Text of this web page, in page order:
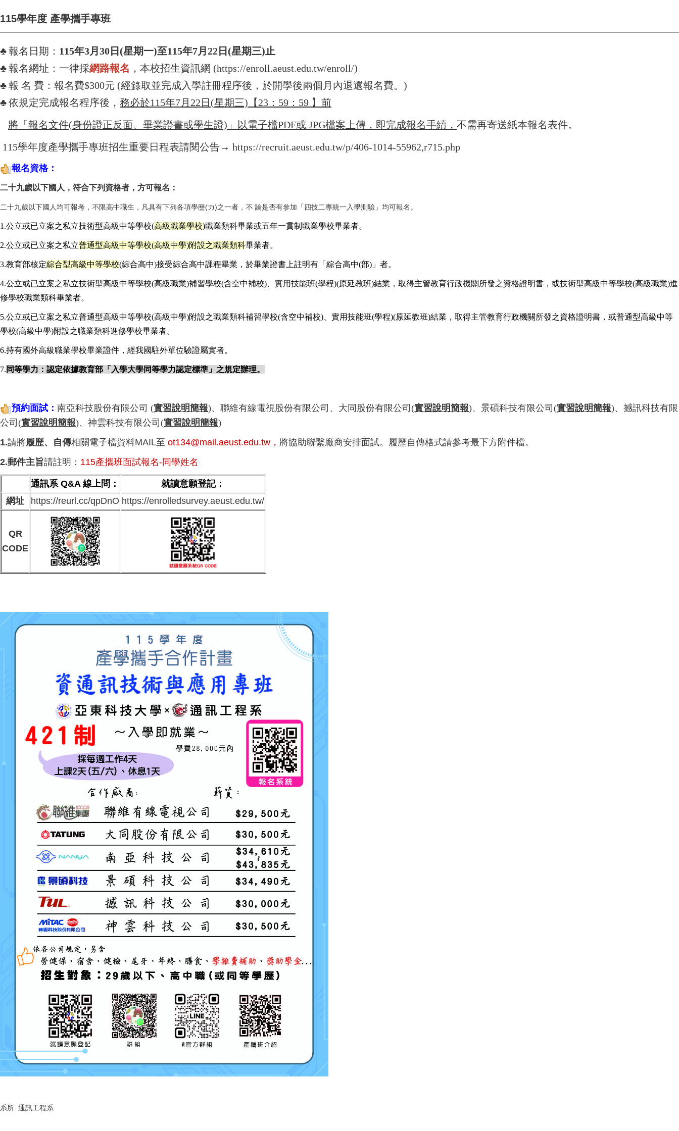
115學年度 產學攜手專班
♣報名日期： 115年3月30日(星期一)至115年7月22日(星期三)止
♣報名網址：一律採網路報名 ，本校招生資訊網 (https://enroll.aeust.edu.tw/enroll/)
♣報 名 費：報名費$300元 (經錄取並完成入學註冊程序後，於開學後兩個月內退還報名費。)
♣依規定完成報名程序後， 務必於115年7月22日(星期三)【23：59：59 】前
將「報名文件(身份證正反面、畢業證書或學生證)」以電子檔PDF或 JPG檔案上傳，即完成報名手續， 不需再寄送紙本報名表件。
115學年度產學攜手專班招生重要日程表請閱公告→ https://recruit.aeust.edu.tw/p/406-1014-55962,r715.php
報名資格：
二十九歲以下國人，符合下列資格者，方可報名：
二十九歲以下國人均可報考，不限高中職生，凡具有下列各項學歷(力)之一者，不 論是否有參加「四技二專統一入學測驗」均可報名。
1.公立或已立案之私立技術型高級中等學校(高級職業學校)職業類科畢業或五年一貫制職業學校畢業者。
2.公立或已立案之私立普通型高級中等學校(高級中學)附設之職業類科畢業者。
3.教育部核定綜合型高級中等學校(綜合高中)接受綜合高中課程畢業，於畢業證書上註明有「綜合高中(部)」者。
4.公立或已立案之私立技術型高級中等學校(高級職業)補習學校(含空中補校)、實用技能班(學程)(原延教班)結業，取得主管教育行政機關所發之資格證明書，或技術型高級中等學校(高級職業)進
修學校職業類科畢業者。
5.公立或已立案之私立普通型高級中等學校(高級中學)附設之職業類科補習學校(含空中補校)、實用技能班(學程)(原延教班)結業，取得主管教育行政機關所發之資格證明書，或普通型高級中等
學校(高級中學)附設之職業類科進修學校畢業者。
6.持有國外高級職業學校畢業證件，經我國駐外單位驗證屬實者。
7. 同等學力：認定依據教育部「入學大學同等學力認定標準」之規定辦理。
預約面試： 南亞科技股份有限公司 (實習說明簡報)、 聯維有線電視股份有限公司 、 大同股份有限公司 (實習說明簡報)、 景碩科技有限公司 (實習說明簡報)、 撼訊科技有限
公司 (實習說明簡報)、 神雲科技有限公司 (實習說明簡報)
1.請將履歷、自傳相關電子檔資料MAIL至 ot134@mail.aeust.edu.tw， 將協助聯繫廠商安排面試。履歷自傳格式請參考最下方附件檔。
2.郵件主旨請註明： 115產攜班面試報名-同學姓名
通訊系 Q&A 線上問：
就讀意願登記：
網址
https://reurl.cc/qpDnO https://enrolledsurvey.aeust.edu.tw/
QR
CODE
系所: 通訊工程系